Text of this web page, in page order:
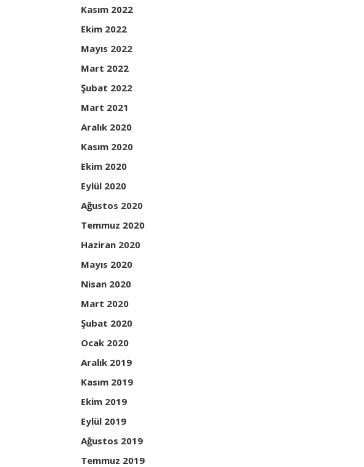
Kasım 2022
Ekim 2022
Mayıs 2022
Mart 2022
Şubat 2022
Mart 2021
Aralık 2020
Kasım 2020
Ekim 2020
Eylül 2020
Ağustos 2020
Temmuz 2020
Haziran 2020
Mayıs 2020
Nisan 2020
Mart 2020
Şubat 2020
Ocak 2020
Aralık 2019
Kasım 2019
Ekim 2019
Eylül 2019
Ağustos 2019
Temmuz 2019